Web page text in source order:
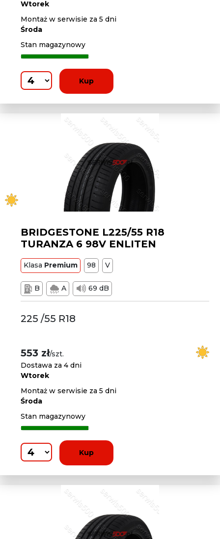
Wtorek
Montaż w serwisie za 5 dni
Środa
Stan magazynowy
Kup
BRIDGESTONE L225/55 R18
TURANZA 6 98V ENLITEN
Klasa Premium 98 V
B A 69 dB
225 /55 R18
553 zł/szt.
Dostawa za 4 dni
Wtorek
Montaż w serwisie za 5 dni
Środa
Stan magazynowy
Kup